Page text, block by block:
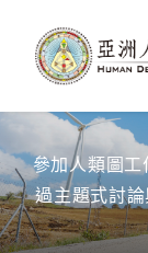
參加人類圖
過主題式討